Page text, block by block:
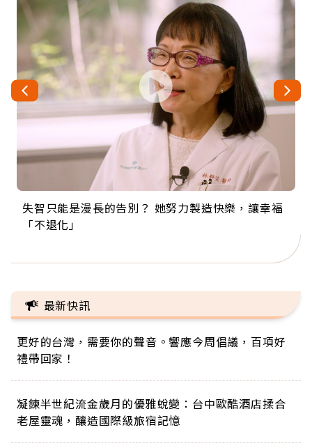
失智只能是漫長的告別？ 她努力製造快樂，讓幸福
「不退化」
來自剛果的巧克力神父 為台灣奉獻36年 「台灣是我
的家，我連作夢都講台語！」
63歲卸矽谷副總、搬回台灣找快樂！「蛋黃哥小
丑」走進安養院，逗樂上萬爺奶：退休後才開始真
104歲打破金氏世界紀錄 成為全球最年長羽球選
手，分享長壽的秘密原來是「這個」
事業巔峰他選擇追夢…黑手阿伯拉小提琴還登上小
巨蛋！連CNN都大讚！
最新快訊
更好的台灣，需要你的聲音。響應今周倡議，百項好
禮帶回家！
凝鍊半世紀流金歲月的優雅蛻變：台中歐酷酒店揉合
老屋靈魂，釀造國際級旅宿記憶